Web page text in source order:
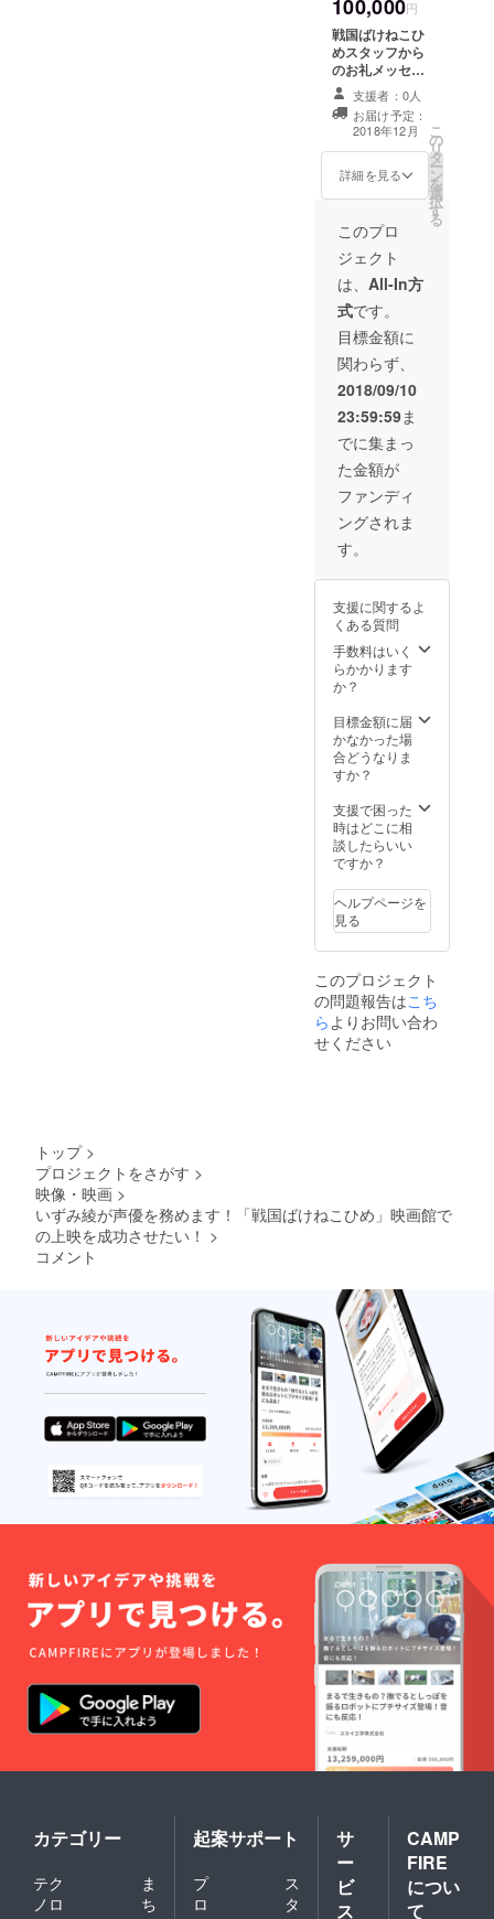
100,000円
戦国ばけねこひ
めスタッフから
のお礼メッセー
ジ いずみ綾さん
からのお礼ボイ
ス いずみ綾さん
からのお礼動画
いずみ綾さんの
メイキング映像
してお名前の掲
載の選択
支援者：0人
お届け予定：
2018年12月
詳細を見る
こ
の
リ
タ
ー
ン
を
選
択
す
る
このプロ
ジェクト
は、 All-In方
式です。
目標金額に
関わらず、
2018/09/10
23:59:59ま
でに集まっ
た金額が
ファンディ
ングされま
す。
支援に関するよ
くある質問
手数料はいく
らかかります
か？
目標金額に届
かなかった場
合どうなりま
すか？
支援で困った
時はどこに相
談したらいい
ですか？
ヘルプページを
見る
このプロジェクト
の問題報告はこち
ら よりお問い合わ
せください
トップ >
プロジェクトをさがす >
映像・映画 >
いずみ綾が声優を務めます！「戦国ばけねこひめ」映画館で
の上映を成功させたい！ >
コメント
カテゴリー
テク
ノロ
ま
ち
起案サポート
プ
ロ
ス
タ
サ
ー
ビ
ス
CAMP
FIRE
につい
て